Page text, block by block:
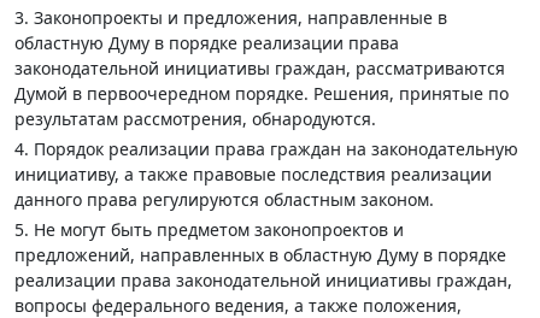
3. Законопроекты и предложения, направленные в
областную Думу в порядке реализации права
законодательной инициативы граждан, рассматриваются
Думой в первоочередном порядке. Решения, принятые по
результатам рассмотрения, обнародуются.
4. Порядок реализации права граждан на законодательную
инициативу, а также правовые последствия реализации
данного права регулируются областным законом.
5. Не могут быть предметом законопроектов и
предложений, направленных в областную Думу в порядке
реализации права законодательной инициативы граждан,
вопросы федерального ведения, а также положения,